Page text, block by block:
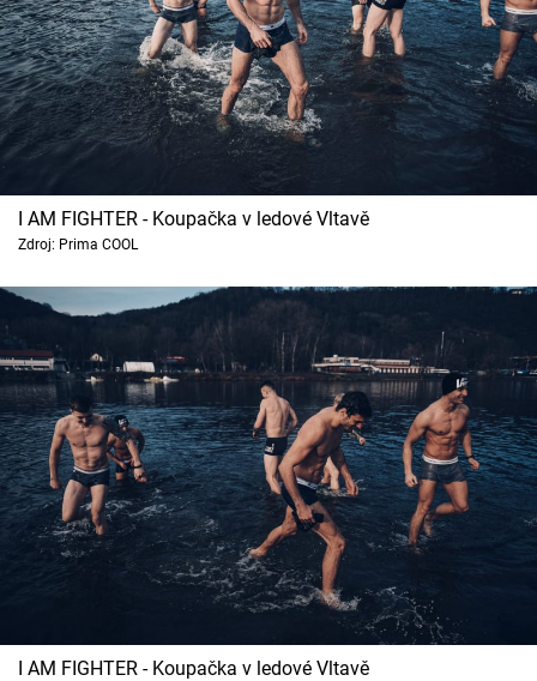
I AM FIGHTER - Koupačka v ledové Vltavě
Zdroj: Prima COOL
I AM FIGHTER - Koupačka v ledové Vltavě